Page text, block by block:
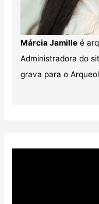
Márcia Jamilleé
Administradora do
grava para o